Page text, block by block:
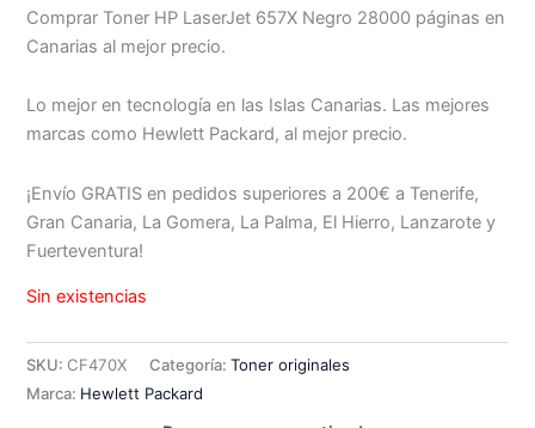
Comprar Toner HP LaserJet 657X Negro 28000 páginas en
Canarias al mejor precio.
Lo mejor en tecnología en las Islas Canarias. Las mejores
marcas como Hewlett Packard, al mejor precio.
¡Envío GRATIS en pedidos superiores a 200€ a Tenerife,
Gran Canaria, La Gomera, La Palma, El Hierro, Lanzarote y
Fuerteventura!
Sin existencias
SKU: CF470X Categoría:Toner originales
Marca: Hewlett Packard